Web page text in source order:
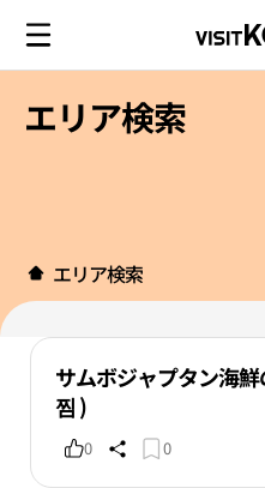
エリア検索
エリア検索
サムボジャプタン海
찜 )
0 0